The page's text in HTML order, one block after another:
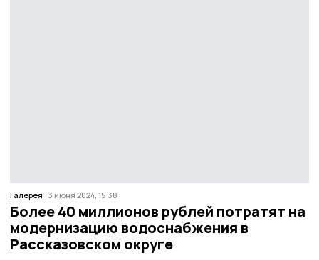
Галерея 3 июня 2024, 15:38
Более 40 миллионов рублей потратят на
модернизацию водоснабжения в
Рассказовском округе